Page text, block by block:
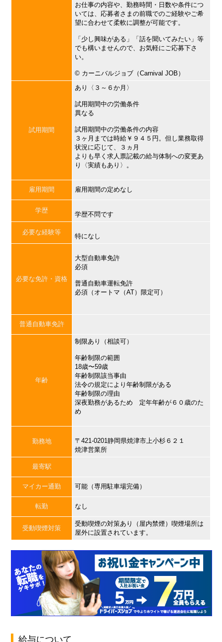
お仕事の内容や、勤務時間・日数や条件につ
いては、応募者さまの前職でのご経験やご希
望に合わせて柔軟に調整が可能です。
「少し興味がある」「話を聞いてみたい」等
でも構いませんので、お気軽にご応募下さ
い。
©︎ カーニバルジョブ（Carnival JOB）
試用期間
あり〈３～６か月〉
試用期間中の労働条件
異なる
試用期間中の労働条件の内容
３ヶ月までは時給￥９４５円。但し業務取得
状況に応じて、３ヵ月
よりも早く求人票記載の給与体制への変更あ
り〈実績もあり〉。
雇用期間 雇用期間の定めなし
学歴
学歴不問です
必要な経験等
特になし
必要な免許・資格
大型自動車免許
必須
普通自動車運転免許
必須（オートマ（AT）限定可）
普通自動車免許
年齢
制限あり（相談可）
年齢制限の範囲
18歳〜59歳
年齢制限該当事由
法令の規定により年齢制限がある
年齢制限の理由
深夜勤務があるため 定年年齢が６０歳のた
め
勤務地
〒421-0201静岡県焼津市上小杉６２１
焼津営業所
最寄駅
マイカー通勤 可能（専用駐車場完備）
転勤 なし
受動喫煙対策
受動喫煙の対策あり（屋内禁煙）喫煙場所は
屋外に設置されています。
給与について